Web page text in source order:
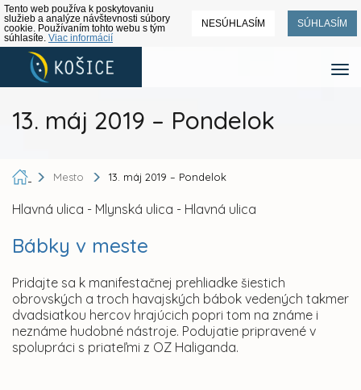
Tento web používa k poskytovaniu
služieb a analýze návštevnosti súbory
cookie. Používaním tohto webu s tým
súhlasíte. Viac informácií
NESÚHLASÍM SÚHLASÍM
13. máj 2019 – Pondelok
Mesto 13. máj 2019 – Pondelok
Hlavná ulica - Mlynská ulica - Hlavná ulica
Bábky v meste
Pridajte sa k manifestačnej prehliadke šiestich
obrovských a troch havajských bábok vedených takmer
dvadsiatkou hercov hrajúcich popri tom na známe i
neznáme hudobné nástroje. Podujatie pripravené v
spolupráci s priateľmi z OZ Haliganda.